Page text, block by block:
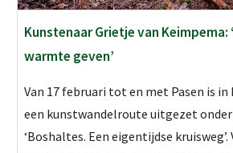
Kunstenaar Grietje van Keimpema:
warmte geven’
Van 17 februari tot en met Pasen is
een kunstwandelroute uitgezet onder
‘Boshaltes. Een eigentijdse